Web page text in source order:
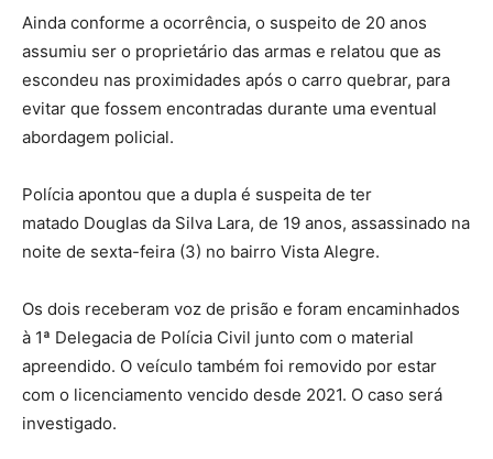
Ainda conforme a ocorrência, o suspeito de 20 anos
assumiu ser o proprietário das armas e relatou que as
escondeu nas proximidades após o carro quebrar, para
evitar que fossem encontradas durante uma eventual
abordagem policial.
Polícia apontou que a dupla é suspeita de ter
matado Douglas da Silva Lara, de 19 anos, assassinado na
noite de sexta-feira (3) no bairro Vista Alegre.
Os dois receberam voz de prisão e foram encaminhados
à 1ª Delegacia de Polícia Civil junto com o material
apreendido. O veículo também foi removido por estar
com o licenciamento vencido desde 2021. O caso será
investigado.